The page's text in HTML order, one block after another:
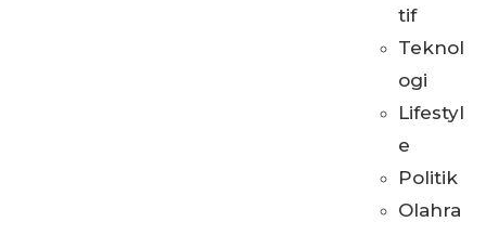
tif
Teknol
ogi
Lifestyl
e
Politik
Olahra